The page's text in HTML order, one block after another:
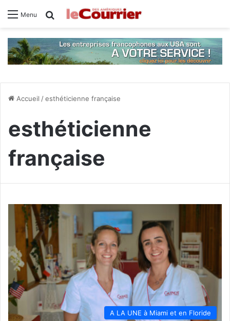
Menu Rechercher
Accueil /esthéticienne française
esthéticienne
française
A LA UNE à Miami et en Floride